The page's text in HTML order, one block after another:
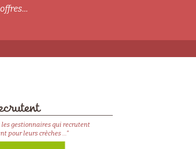
les gestionnaires qui recrutent
pour leurs crèches ..."